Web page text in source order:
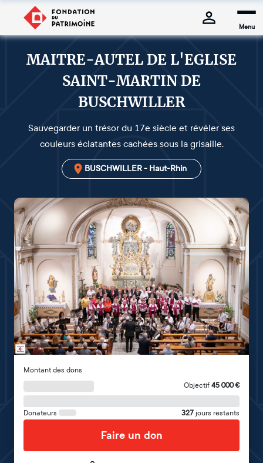
Menu
MAITRE-AUTEL DE L'EGLISE
SAINT-MARTIN DE
BUSCHWILLER
Sauvegarder un trésor du 17e siècle et révéler ses
couleurs éclatantes cachées sous la grisaille.
BUSCHWILLER - Haut-Rhin
Montant des dons
Objectif 45 000€
Donateurs 327 jours restants
Faire un don